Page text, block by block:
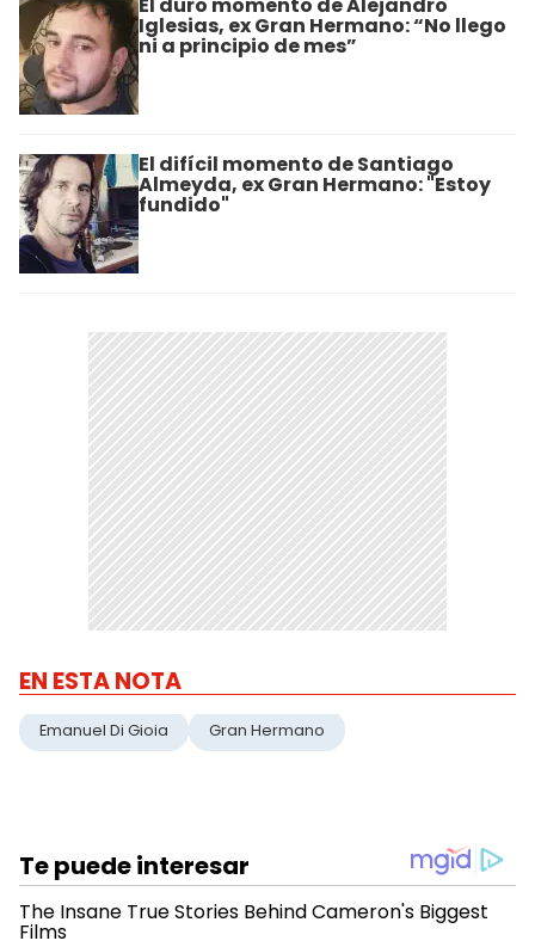
Iglesias, ex Gran Hermano: “No llego
ni a principio de mes”
El difícil momento de Santiago
Almeyda, ex Gran Hermano: "Estoy
fundido"
EN ESTA NOTA
Emanuel Di Gioia Gran Hermano